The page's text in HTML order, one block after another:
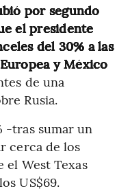
por segundo
el presidente
del 30% a las
y México
de una
Rusia.
-tras sumar un
cerca de los
el West Texas
US$69.